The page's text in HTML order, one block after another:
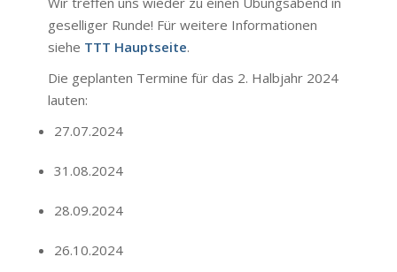
geselliger Runde! Für weitere Informationen
siehe TTT Hauptseite.
Die geplanten Termine für das 2. Halbjahr 2024
lauten:
27.07.2024
31.08.2024
28.09.2024
26.10.2024